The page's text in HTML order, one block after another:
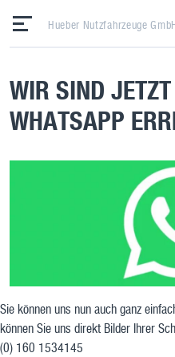
Hueber Nutzfahrzeuge
WIR SIND
WHATSAPP
Sie können uns nun auch ganz
können Sie uns direkt Bilder Ihrer
(0) 160 1534145